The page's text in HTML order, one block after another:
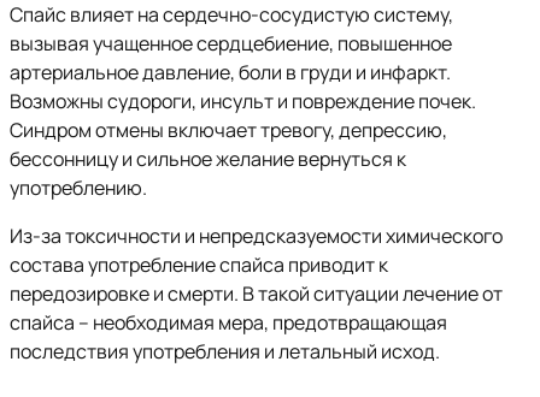
Спайс влияет на сердечно-сосудистую систему,
вызывая учащенное сердцебиение, повышенное
артериальное давление, боли в груди и инфаркт.
Возможны судороги, инсульт и повреждение почек.
Синдром отмены включает тревогу, депрессию,
бессонницу и сильное желание вернуться к
употреблению.
Из-за токсичности и непредсказуемости химического
состава употребление спайса приводит к
передозировке и смерти. В такой ситуации лечение от
спайса – необходимая мера, предотвращающая
последствия употребления и летальный исход.